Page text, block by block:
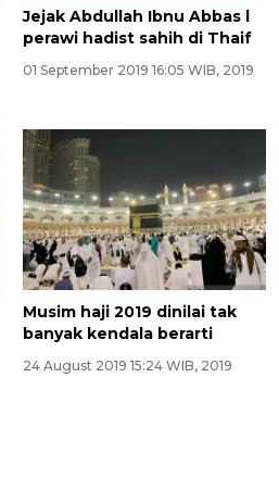
Jejak Abdullah Ibnu Abbas l
perawi hadist sahih di Thaif
01 September 2019 16:05 WIB, 2019
Musim haji 2019 dinilai tak
banyak kendala berarti
24 August 2019 15:24 WIB, 2019